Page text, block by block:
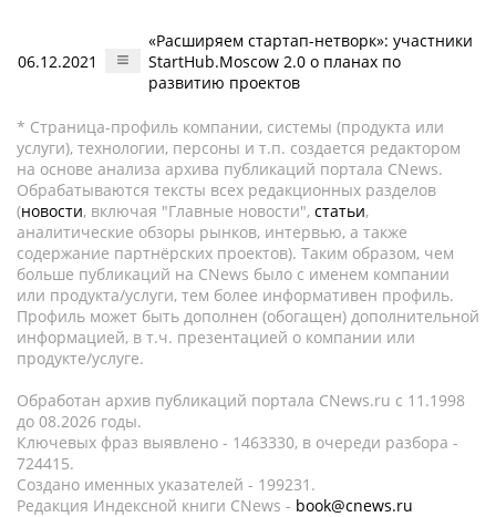
06.12.2021
«Расширяем стартап-нетворк»: участники
StartHub.Moscow 2.0 о планах по
развитию проектов
* Страница-профиль компании, системы (продукта или
услуги), технологии, персоны и т.п. создается редактором
на основе анализа архива публикаций портала CNews.
Обрабатываются тексты всех редакционных разделов
(новости, включая "Главные новости", статьи,
аналитические обзоры рынков, интервью, а также
содержание партнёрских проектов). Таким образом, чем
больше публикаций на CNews было с именем компании
или продукта/услуги, тем более информативен профиль.
Профиль может быть дополнен (обогащен) дополнительной
информацией, в т.ч. презентацией о компании или
продукте/услуге.
Обработан архив публикаций портала CNews.ru c 11.1998
до 08.2026 годы.
Ключевых фраз выявлено - 1463330, в очереди разбора -
724415.
Создано именных указателей - 199231.
Редакция Индексной книги CNews - book@cnews.ru